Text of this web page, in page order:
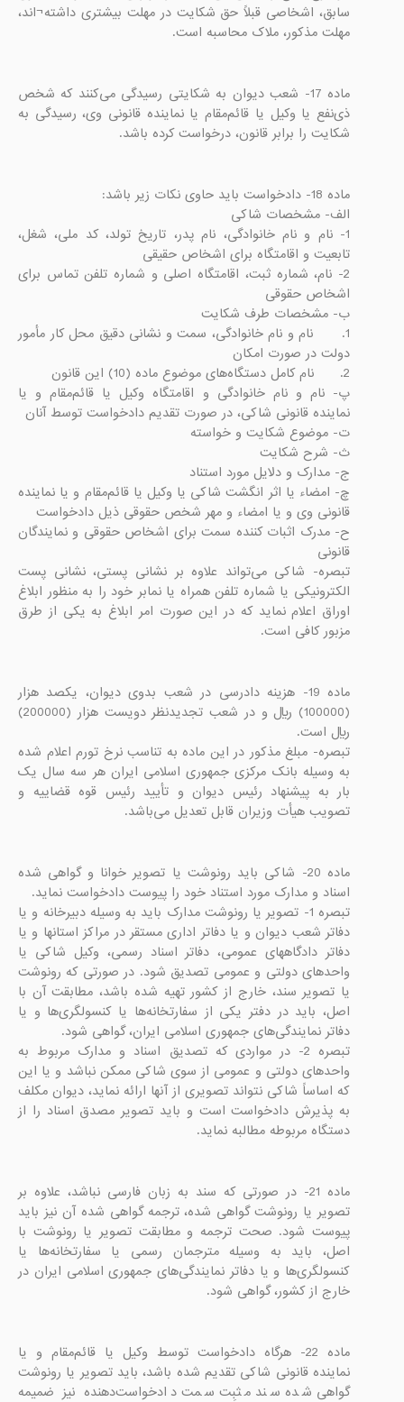
سابق، اشخاصی قبلاً حق شکایت در مهلت بیشتری داشته¬اند،
مهلت مذکور، ملاک محاسبه است.
ماده 17- شعب دیوان به شکایتی رسیدگی می‌کنند که شخص
ذی‌نفع یا وکیل یا قائم‌مقام یا نماینده قانونی وی، رسیدگی به
شکایت را برابر قانون، درخواست کرده باشد.
1- نام و نام ‌خانوادگی، نام پدر، تاریخ تولد، کد ملی، شغل،
2- نام، شماره ثبت، اقامتگاه اصلی و شماره تلفن تماس برای
1.	نام و نام‌ خانوادگی، سمت و نشانی دقیق محل کار مأمور
پ- نام و نام‌ خانوادگی و اقامتگاه وکیل یا قائم‌مقام و یا
چ- امضاء یا اثر انگشت شاکی یا وکیل یا قائم‌مقام و یا نماینده
ح- مدرک اثبات کننده سمت برای اشخاص حقوقی و نمایندگان
تبصره- شاکی می‌تواند علاوه بر نشانی پستی، نشانی پست
الکترونیکی یا شماره تلفن همراه یا نمابر خود را به منظور ابلاغ
اوراق اعلام نماید که در این صورت امر ابلاغ به یکی از طرق
مزبور کافی است.
ماده 19- هزینه دادرسی در شعب بدوی دیوان، یکصد هزار
(100000) ریال و در شعب تجدیدنظر دویست هزار (200000)
تبصره- مبلغ مذکور در این ماده به تناسب نرخ تورم اعلام شده
به وسیله بانک مرکزی جمهوری اسلامی ایران هر سه سال یک
بار به پیشنهاد رئیس دیوان و تأیید رئیس قوه قضايیه و
تصویب هیأت وزیران قابل تعدیل می‌باشد.
ماده 20- شاکی باید رونوشت یا تصویر خوانا و گواهی شده
تبصره 1- تصویر یا رونوشت مدارک باید به وسیله دبیرخانه و یا
دفاتر شعب دیوان و یا دفاتر اداری مستقر در مراکز استانها و یا
دفاتر دادگاههای عمومی، دفاتر اسناد رسمی، وکیل شاکی یا
واحدهای دولتی و عمومی تصدیق شود. در صورتی که رونوشت
یا تصویر سند، خارج از کشور تهیه شده باشد، مطابقت آن با
اصل، باید در دفتر یکی از سفارتخانه‌ها یا کنسولگری‌ها و یا
تبصره 2- در مواردی که تصدیق اسناد و مدارک مربوط به
واحدهای دولتی و عمومی از سوی شاکی ممکن نباشد و یا این
که اساساً شاکی نتواند تصویری از آنها ارائه نماید، دیوان مکلف
به پذیرش دادخواست است و باید تصویر مصدق اسناد را از
دستگاه مربوطه مطالبه نماید.
ماده 21- در صورتی که سند به زبان فارسی نباشد، علاوه بر
تصویر یا رونوشت گواهی شده،‌ ترجمه گواهی شده آن نیز باید
پیوست شود. صحت ‌ترجمه و مطابقت تصویر یا رونوشت با
اصل، باید به وسیله مترجمان رسمی یا سفارتخانه‌ها یا
کنسولگری‌ها و یا دفاتر نمایندگی‌های جمهوری اسلامی ایران در
خارج از کشور، گواهی شود.
ماده 22- هرگاه دادخواست توسط وکیل یا قائم‌مقام و یا
نماینده قانونی شاکی تقدیم شده باشد، باید تصویر یا رونوشت
گواهی شده سند مثبِت سمت دادخواست‌دهنده نیز ضمیمه